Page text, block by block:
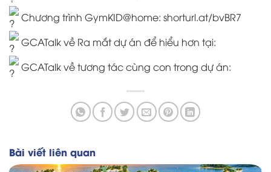
Chương trình GymKID@home: shorturl.at/bvBR7
GCATalk về Ra mắt dự án để hiểu hơn tại:
GCATalk về tương tác cùng con trong dự án:
Bài viết liên quan